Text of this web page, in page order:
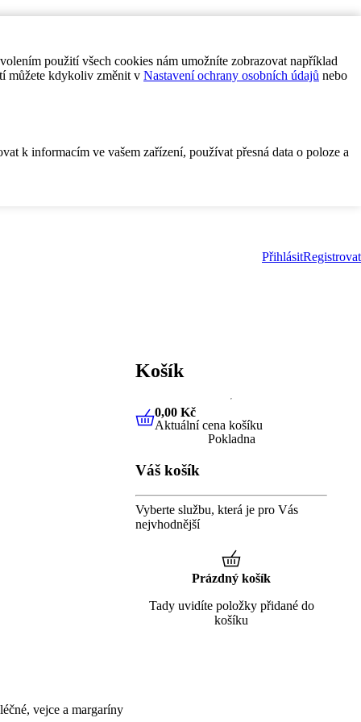
použití všech cookies nám umožníte zobrazovat například
můžete kdykoliv změnit v Nastavení ochrany osobních údajů nebo
k informacím ve vašem zařízení, používat přesná data o poloze a
PřihlásitRegistrovat
vejce a margaríny
Košík
0,00 KčAktuální cena košíku
0,00 Kč
Aktuální cena košíku
Pokladna
Váš košík
Vyberte službu, která je pro Vás
nejvhodnější
Prázdný košík
Tady uvidíte položky přidané do
košíku